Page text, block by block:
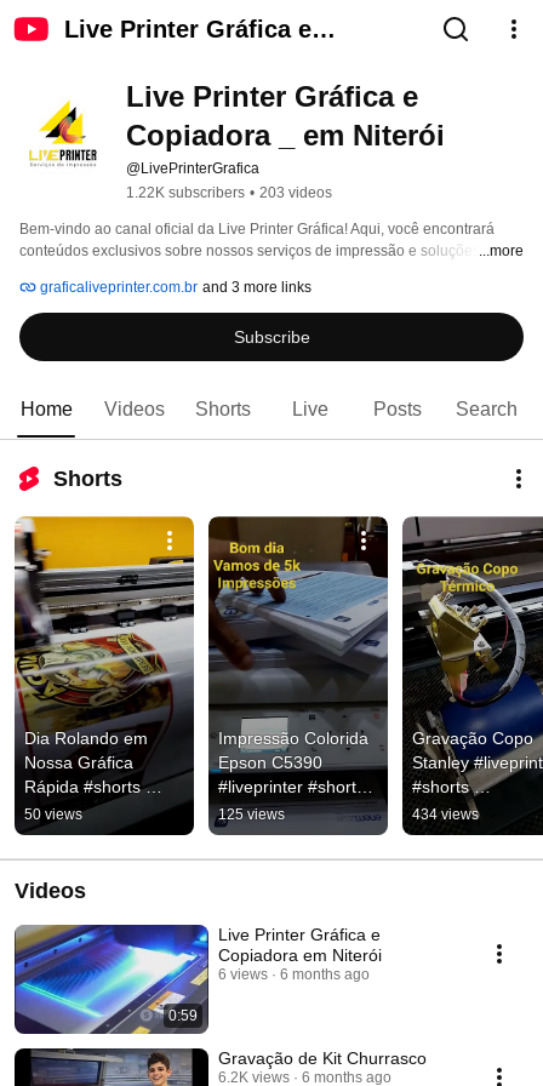
Live Printer Gráfica e
Live Printer Gráfica e
Copiadora _ em Niterói
@LivePrinterGrafica
1.22K subscribers • 203 videos
Bem-vindo ao canal oficial da Live Printer Gráfica! Aqui, você encontrará
conteúdos exclusivos sobre nossos serviços de impressão e soluções
clientes como Cursos e Colégios, Professores, Empresas de Engenharia e
Arquitetura. Oferecemos uma ampla gama de produtos, incluindo:
...more
graficaliveprinter.com.br and 3 more links
Subscribe
Home Videos Shorts Live Posts Search
Shorts
Dia Rolando em
Nossa Gráfica
Rápida #shorts
#liveprinter
#graficarapida
#niteroi
50 views
Impressão Colorida
Epson C5390
#liveprinter #shorts
#graficarapida
125 views
Gravação Copo
Stanley
#shorts
#graficarapida
434 views
Videos
0:59
Live Printer Gráfica e
Copiadora em Niterói
6 views 6 months ago
Gravação de Kit Churrasco
6.2K views 6 months ago